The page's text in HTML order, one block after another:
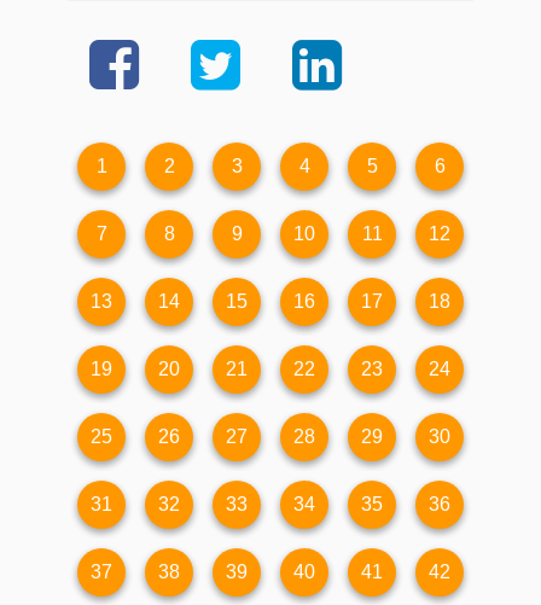
1 2 3 4 5 6
7 8 9 10 11 12
13 14 15 16 17 18
19 20 21 22 23 24
25 26 27 28 29 30
31 32 33 34 35 36
37 38 39 40 41 42